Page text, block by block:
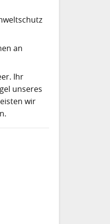
an
Ihr
unseres
wir